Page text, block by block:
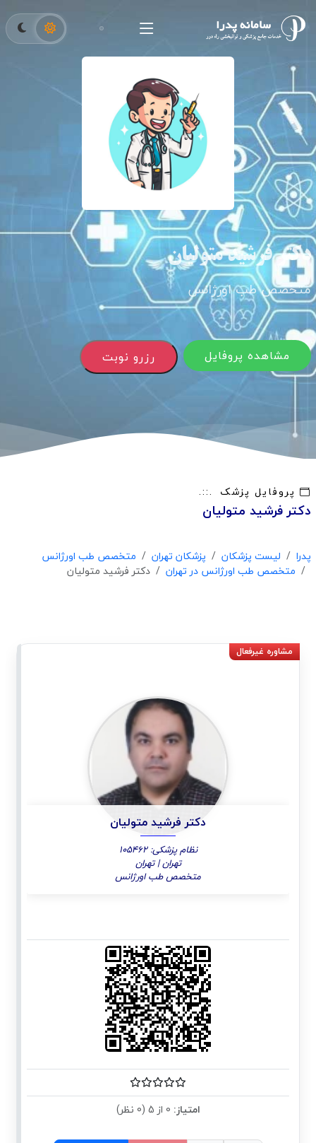
دکتر فرشید متولیان
متخصص طب اورژانس
رزرو نوبت مشاهده پروفایل
پروفایل پزشک
دکتر فرشید متولیان
پدرا لیست پزشکان پزشکان تهران
متخصص طب اورژانس
متخصص طب اورژانس در تهران
دکتر فرشید متولیان
دکتر فرشید متولیان
نظام پزشکی: 105462
تهران | تهران
متخصص طب اورژانس
امتیاز: